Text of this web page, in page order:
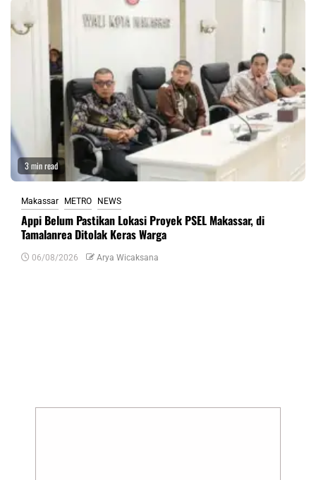
3 min read
Makassar METRO NEWS
Appi Belum Pastikan Lokasi Proyek PSEL Makassar, di
Tamalanrea Ditolak Keras Warga
06/08/2026 Arya Wicaksana